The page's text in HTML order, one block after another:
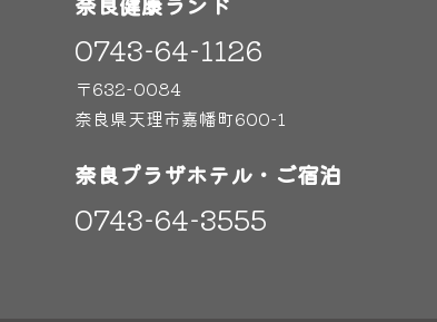
0743-64-1126
〒632-0084
奈良県天理市嘉幡町600-1
奈良プラザホテル・ご宿泊
0743-64-3555